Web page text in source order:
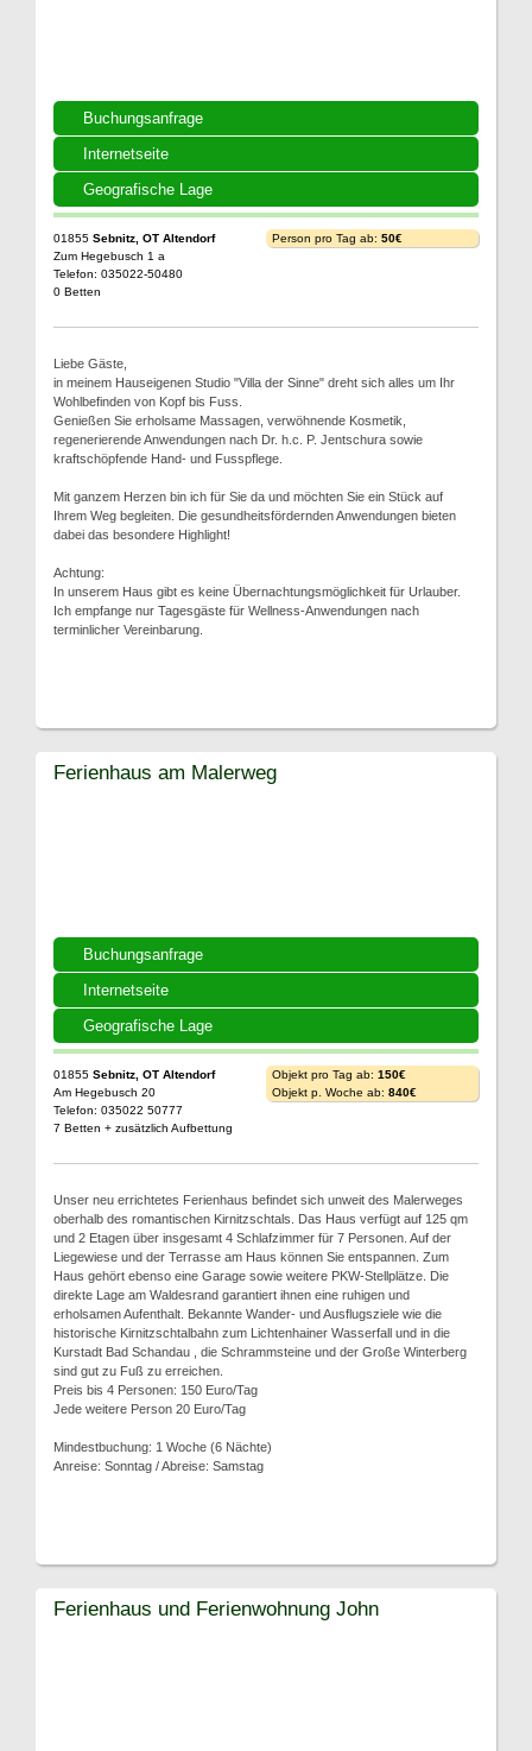
Buchungsanfrage
Internetseite
Geografische Lage
01855 Sebnitz, OT Altendorf
Zum Hegebusch 1 a
Telefon: 035022-50480
0 Betten
Person pro Tag ab: 50€
Liebe Gäste,
in meinem Hauseigenen Studio "Villa der Sinne" dreht sich alles um Ihr
Wohlbefinden von Kopf bis Fuss.
Genießen Sie erholsame Massagen, verwöhnende Kosmetik,
regenerierende Anwendungen nach Dr. h.c. P. Jentschura sowie
kraftschöpfende Hand- und Fusspflege.
Mit ganzem Herzen bin ich für Sie da und möchten Sie ein Stück auf
Ihrem Weg begleiten. Die gesundheitsfördernden Anwendungen bieten
dabei das besondere Highlight!
Achtung:
In unserem Haus gibt es keine Übernachtungsmöglichkeit für Urlauber.
Ich empfange nur Tagesgäste für Wellness-Anwendungen nach
terminlicher Vereinbarung.
Buchungsanfrage
Internetseite
Geografische Lage
Ferienhaus am Malerweg
01855 Sebnitz, OT Altendorf
Am Hegebusch 20
Telefon: 035022 50777
7 Betten + zusätzlich Aufbettung
Objekt pro Tag ab: 150€
Objekt p. Woche ab: 840€
Unser neu errichtetes Ferienhaus befindet sich unweit des Malerweges
oberhalb des romantischen Kirnitzschtals. Das Haus verfügt auf 125 qm
und 2 Etagen über insgesamt 4 Schlafzimmer für 7 Personen. Auf der
Liegewiese und der Terrasse am Haus können Sie entspannen. Zum
Haus gehört ebenso eine Garage sowie weitere PKW-Stellplätze. Die
direkte Lage am Waldesrand garantiert ihnen eine ruhigen und
erholsamen Aufenthalt. Bekannte Wander- und Ausflugsziele wie die
historische Kirnitzschtalbahn zum Lichtenhainer Wasserfall und in die
Kurstadt Bad Schandau , die Schrammsteine und der Große Winterberg
sind gut zu Fuß zu erreichen.
Preis bis 4 Personen: 150 Euro/Tag
Jede weitere Person 20 Euro/Tag
Mindestbuchung: 1 Woche (6 Nächte)
Anreise: Sonntag / Abreise: Samstag
Ferienhaus und Ferienwohnung John